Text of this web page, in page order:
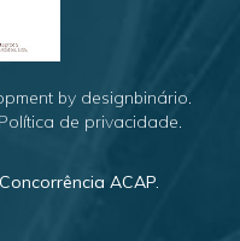
by designbinário.
Política de privacidade.
ACAP.